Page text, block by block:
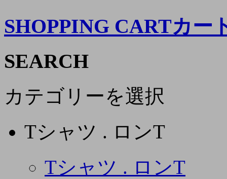
SHOPPING CARTカー
SEARCH
カテゴリーを選択
Tシャツ . ロンT
Tシャツ . ロンT